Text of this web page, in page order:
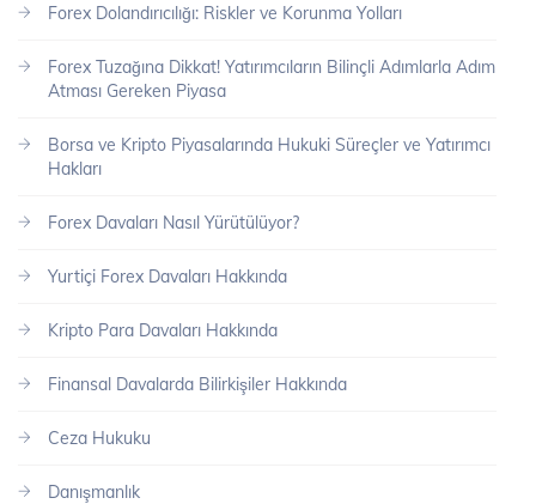
Forex Dolandırıcılığı: Riskler ve Korunma Yolları
Forex Tuzağına Dikkat! Yatırımcıların Bilinçli Adımlarla Adım
Atması Gereken Piyasa
Borsa ve Kripto Piyasalarında Hukuki Süreçler ve Yatırımcı
Hakları
Forex Davaları Nasıl Yürütülüyor?
Yurtiçi Forex Davaları Hakkında
Kripto Para Davaları Hakkında
Finansal Davalarda Bilirkişiler Hakkında
Ceza Hukuku
Danışmanlık